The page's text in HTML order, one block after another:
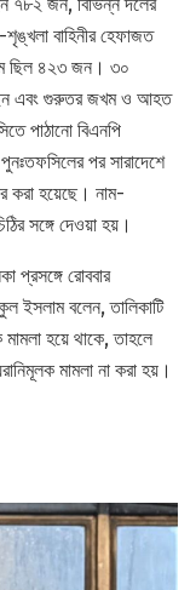
বাহিনীর হেফাজত
ছিল ৪২৩ জন। ৩০
এবং গুরুতর জখম ও আহত
পাঠানো বিএনপি
পুনঃতফসিলের পর সারাদেশে
করা হয়েছে। নাম-
সঙ্গে দেওয়া হয়।
প্রসঙ্গে রোববার
ইসলাম বলেন, তালিকাটি
হয়ে থাকে, তাহলে
মামলা না করা হয়।